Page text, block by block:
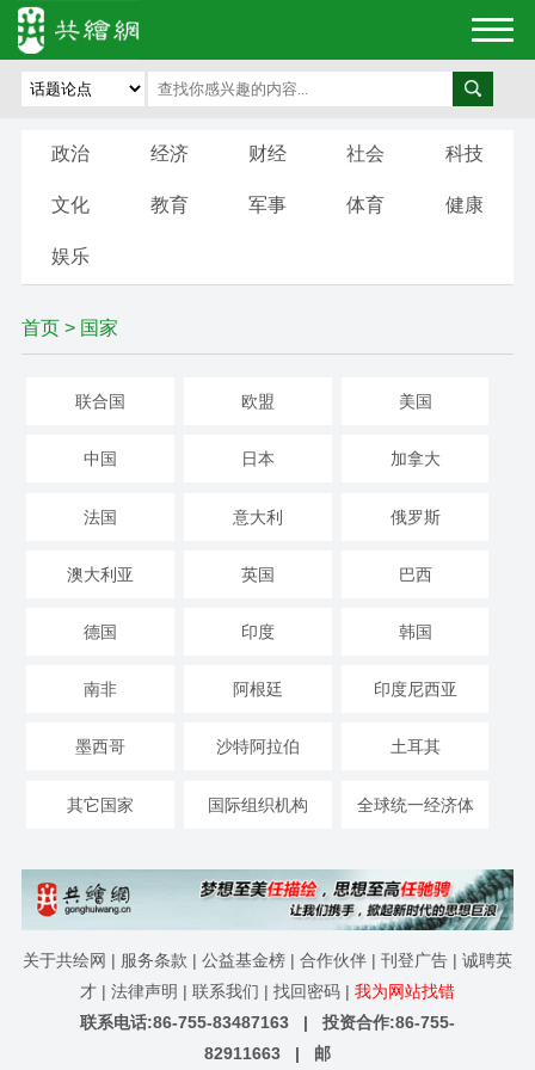
政治 经济 财经 社会 科技
文化 教育 军事 体育 健康
娱乐
首页> 国家
联合国 欧盟 美国
中国 日本 加拿大
法国 意大利 俄罗斯
澳大利亚 英国 巴西
德国 印度 韩国
南非 阿根廷 印度尼西亚
墨西哥 沙特阿拉伯 土耳其
其它国家 国际组织机构 全球统一经济体
关于共绘网 | 服务条款 | 公益基金榜 | 合作伙伴 | 刊登广告 | 诚聘英
才 | 法律声明 | 联系我们 | 找回密码 | 我为网站找错
联系电话:86-755-83487163 | 投资合作:86-755-
82911663 | 邮